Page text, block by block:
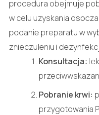
procedura obejmuje
w celu uzyskania
podanie preparatu w
znieczuleniu i
Konsultacja:
Pobranie krwi:
przygotowania